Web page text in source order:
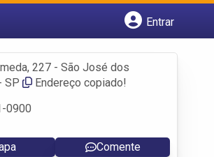
Entrar
227 - São José dos
SP
Endereço copiado!
0900
Comente